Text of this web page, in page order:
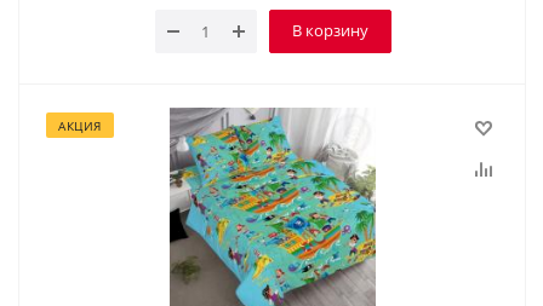
В корзину
АКЦИЯ